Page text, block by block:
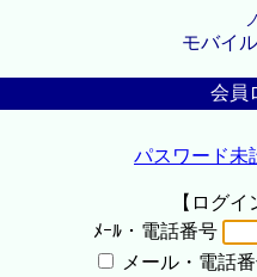
モバイ
会員
パスワード未
【ログイ
ﾒｰﾙ・電話番号
メール・電話